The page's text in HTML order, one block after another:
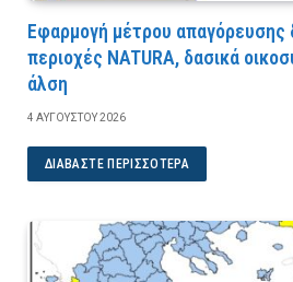
Εφαρμογή μέτρου απαγόρευσης
περιοχές NATURA, δασικά
άλση
4 ΑΥΓΟΎΣΤΟΥ 2026
ΔΙΑΒΆΣΤΕ ΠΕΡΙΣΣΌΤΕΡΑ